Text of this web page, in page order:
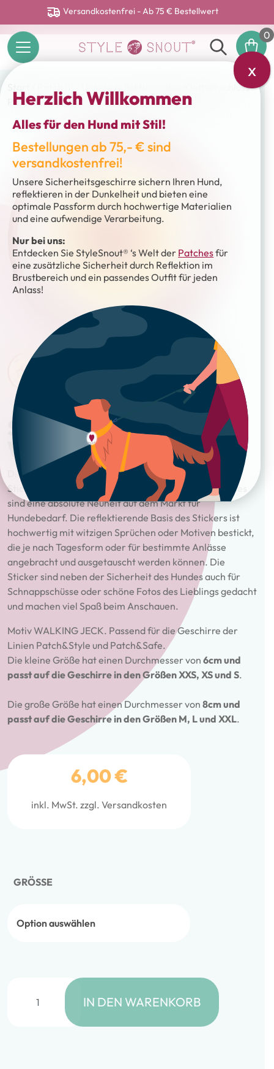
Versandkostenfrei - Ab 75 € Bestellwert
0
Patch it! - Unsere reflektierenden Klettverschluss
Patches/ Sticker – Patch it! – WALKING JECK
Sticker – Patch it! –
WALKING JECK
Die Designs der aufwendig gestickten StyleSnout®-
Sticker und die Anbringung im Brustbereich des Hundes
sind eine absolute Neuheit auf dem Markt für
Hundebedarf. Die reflektierende Basis des Stickers ist
hochwertig mit witzigen Sprüchen oder Motiven bestickt,
die je nach Tagesform oder für bestimmte Anlässe
angebracht und ausgetauscht werden können. Die
Sticker sind neben der Sicherheit des Hundes auch für
Schnappschüsse oder schöne Fotos des Lieblings gedacht
und machen viel Spaß beim Anschauen.
Motiv WALKING JECK. Passend für die Geschirre der
Linien Patch&Style und Patch&Safe.
Die kleine Größe hat einen Durchmesser von 6cm und
passt auf die Geschirre in den Größen XXS, XS und S.
Die große Größe hat einen Durchmesser von 8cm und
passt auf die Geschirre in den Größen M, L und XXL.
6,00€
inkl. MwSt. zzgl. Versandkosten
GRÖSSE
Sticker – Patch it! – WALKING JECK Menge
IN DEN WARENKORB
Herzlich Willkommen
Alles für den Hund mit Stil!
Bestellungen ab 75,- € sind
versandkostenfrei!
Unsere Sicherheitsgeschirre sichern Ihren Hund,
reflektieren in der Dunkelheit und bieten eine
optimale Passform durch hochwertige Materialien
und eine aufwendige Verarbeitung.
Nur bei uns:
Entdecken Sie StyleSnout® ‘s Welt der Patchesfür
eine zusätzliche Sicherheit durch Reflektion im
Brustbereich und ein passendes Outfit für jeden
Anlass!
x